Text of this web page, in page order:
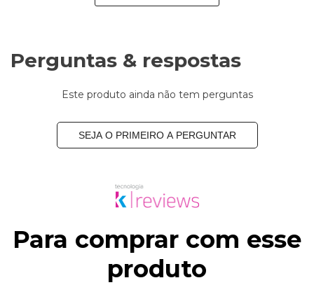
Perguntas & respostas
Este produto ainda não tem perguntas
SEJA O PRIMEIRO A PERGUNTAR
Para comprar com esse
produto